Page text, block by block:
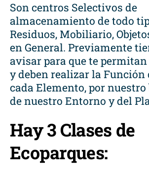
Son centros Selectivos de
almacenamiento de todo
Residuos, Mobiliario,
en General. Previamente
avisar para que te permitan
y deben realizar la Función
cada Elemento, por
de nuestro Entorno y del
Hay 3 Clases de
Ecoparques: